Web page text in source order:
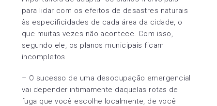
para lidar com os efeitos de desastres naturais
às especificidades de cada área da cidade, o
que muitas vezes não acontece. Com isso,
segundo ele, os planos municipais ficam
incompletos.
– O sucesso de uma desocupação emergencial
vai depender intimamente daquelas rotas de
fuga que você escolhe localmente, de você